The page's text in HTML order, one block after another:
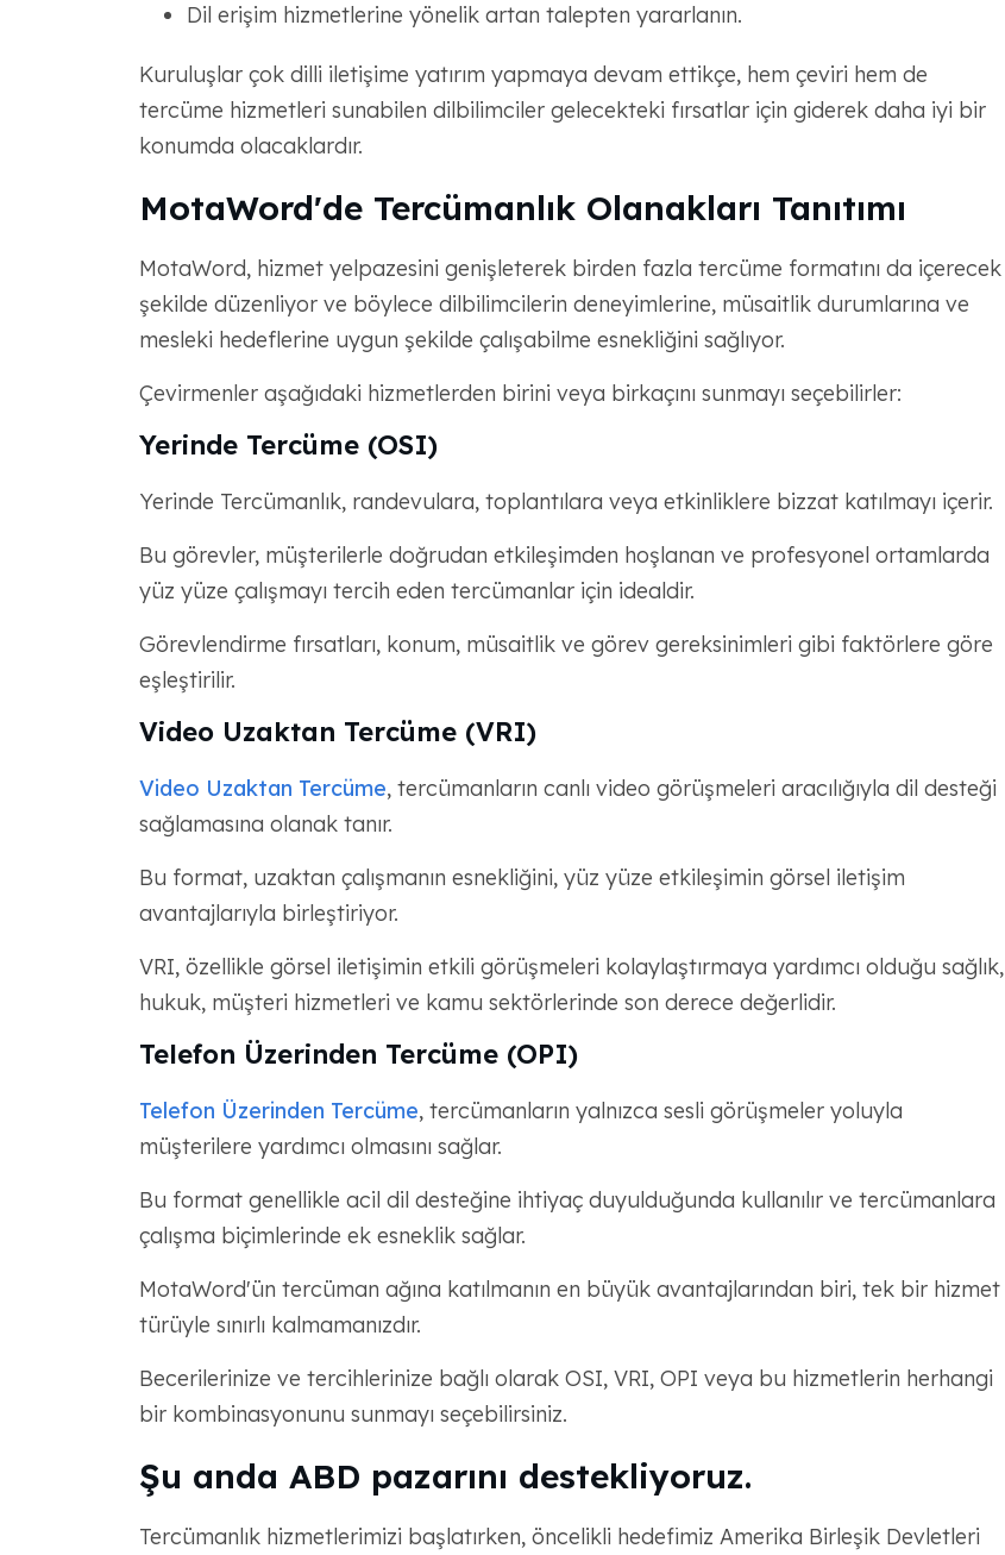
Dil erişim hizmetlerine yönelik artan talepten yararlanın.
Kuruluşlar çok dilli iletişime yatırım yapmaya devam ettikçe, hem çeviri hem de
tercüme hizmetleri sunabilen dilbilimciler gelecekteki fırsatlar için giderek daha iyi bir
konumda olacaklardır.
MotaWord'de Tercümanlık Olanakları Tanıtımı
MotaWord, hizmet yelpazesini genişleterek birden fazla tercüme formatını da içerecek
şekilde düzenliyor ve böylece dilbilimcilerin deneyimlerine, müsaitlik durumlarına ve
mesleki hedeflerine uygun şekilde çalışabilme esnekliğini sağlıyor.
Çevirmenler aşağıdaki hizmetlerden birini veya birkaçını sunmayı seçebilirler:
Yerinde Tercüme (OSI)
Yerinde Tercümanlık, randevulara, toplantılara veya etkinliklere bizzat katılmayı içerir.
Bu görevler, müşterilerle doğrudan etkileşimden hoşlanan ve profesyonel ortamlarda
yüz yüze çalışmayı tercih eden tercümanlar için idealdir.
Görevlendirme fırsatları, konum, müsaitlik ve görev gereksinimleri gibi faktörlere göre
eşleştirilir.
Video Uzaktan Tercüme (VRI)
Video Uzaktan Tercüme, tercümanların canlı video görüşmeleri aracılığıyla dil desteği
sağlamasına olanak tanır.
Bu format, uzaktan çalışmanın esnekliğini, yüz yüze etkileşimin görsel iletişim
avantajlarıyla birleştiriyor.
VRI, özellikle görsel iletişimin etkili görüşmeleri kolaylaştırmaya yardımcı olduğu sağlık,
hukuk, müşteri hizmetleri ve kamu sektörlerinde son derece değerlidir.
Telefon Üzerinden Tercüme (OPI)
Telefon Üzerinden Tercüme, tercümanların yalnızca sesli görüşmeler yoluyla
müşterilere yardımcı olmasını sağlar.
Bu format genellikle acil dil desteğine ihtiyaç duyulduğunda kullanılır ve tercümanlara
çalışma biçimlerinde ek esneklik sağlar.
MotaWord'ün tercüman ağına katılmanın en büyük avantajlarından biri, tek bir hizmet
türüyle sınırlı kalmamanızdır.
Becerilerinize ve tercihlerinize bağlı olarak OSI, VRI, OPI veya bu hizmetlerin herhangi
bir kombinasyonunu sunmayı seçebilirsiniz.
Şu anda ABD pazarını destekliyoruz.
Tercümanlık hizmetlerimizi başlatırken, öncelikli hedefimiz Amerika Birleşik Devletleri